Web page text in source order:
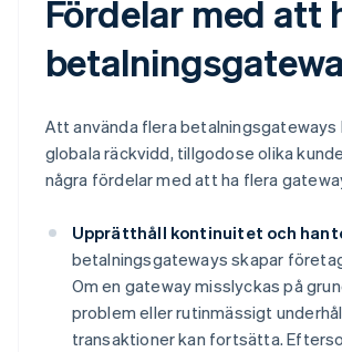
Fördelar med att
Att använda flera
globala räckvidd, tillgodose olika
några fördelar med att ha flera
Upprätthåll kontinuitet och
betalningsgateways skapar
Om en gateway misslyckas på
problem eller rutinmässigt
transaktioner kan fortsätta.